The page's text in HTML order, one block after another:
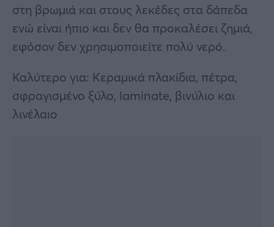
στη βρωμιά και στους λεκέδες στα δάπεδα
ενώ είναι ήπιο και δεν θα προκαλέσει ζημιά,
εφόσον δεν χρησιμοποιείτε πολύ νερό.
Καλύτερο για: Κεραμικά πλακίδια, πέτρα,
σφραγισμένο ξύλο, laminate, βινύλιο και
λινέλαιο